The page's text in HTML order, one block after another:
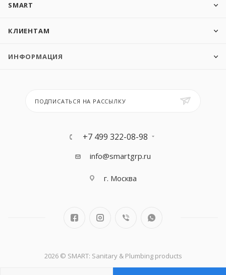
SMART
КЛИЕНТАМ
ИНФОРМАЦИЯ
ПОДПИСАТЬСЯ НА РАССЫЛКУ
+7 499 322-08-98
info@smartgrp.ru
г. Москва
2026 © SMART: Sanitary & Plumbing products